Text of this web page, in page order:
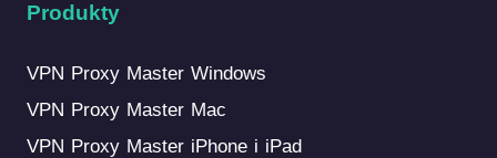
Produkty
VPN Proxy Master Windows
VPN Proxy Master Mac
VPN Proxy Master iPhone i iPad